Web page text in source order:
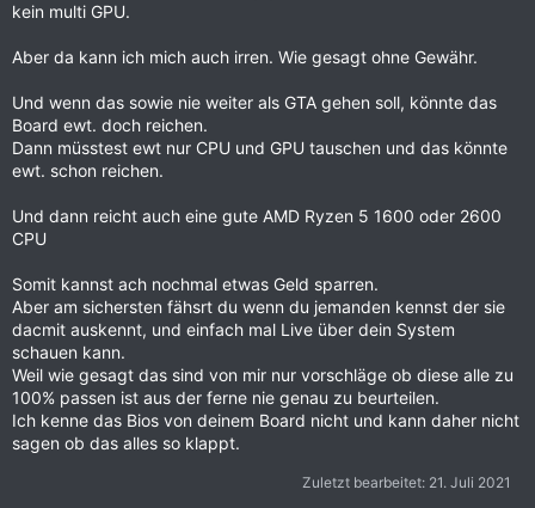
kein multi GPU.
Aber da kann ich mich auch irren. Wie gesagt ohne Gewähr.
Und wenn das sowie nie weiter als GTA gehen soll, könnte das
Board ewt. doch reichen.
Dann müsstest ewt nur CPU und GPU tauschen und das könnte
ewt. schon reichen.
Und dann reicht auch eine gute AMD Ryzen 5 1600 oder 2600
CPU
Somit kannst ach nochmal etwas Geld sparren.
Aber am sichersten fähsrt du wenn du jemanden kennst der sie
dacmit auskennt, und einfach mal Live über dein System
schauen kann.
Weil wie gesagt das sind von mir nur vorschläge ob diese alle zu
100% passen ist aus der ferne nie genau zu beurteilen.
Ich kenne das Bios von deinem Board nicht und kann daher nicht
sagen ob das alles so klappt.
Zuletzt bearbeitet: 21. Juli 2021